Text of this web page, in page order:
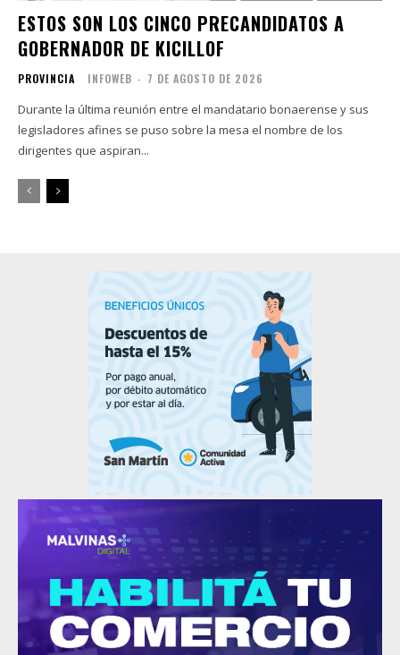
ESTOS SON LOS CINCO PRECANDIDATOS A
GOBERNADOR DE KICILLOF
PROVINCIA INFOWEB - 7 DE AGOSTO DE 2026
Durante la última reunión entre el mandatario bonaerense y sus
legisladores afines se puso sobre la mesa el nombre de los
dirigentes que aspiran...